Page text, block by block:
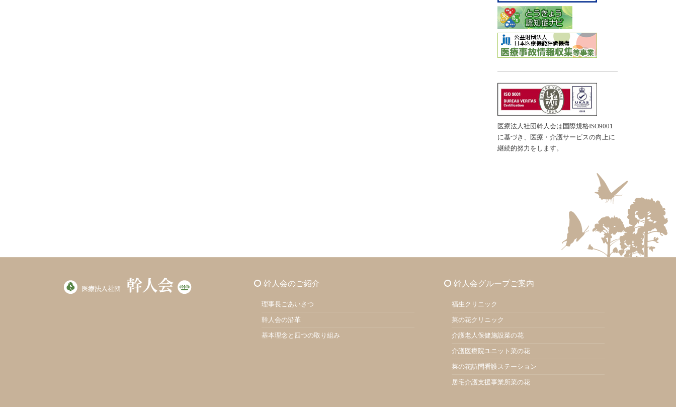
医療法人社団幹人会は国際規格ISO9001
に基づき、医療・介護サービスの向上に
継続的努力をします。
幹人会のご紹介
理事長ごあいさつ
幹人会の沿革
基本理念と四つの取り組み
幹人会グループご案内
福生クリニック
菜の花クリニック
介護老人保健施設菜の花
介護医療院ユニット菜の花
菜の花訪問看護ステーション
居宅介護支援事業所菜の花